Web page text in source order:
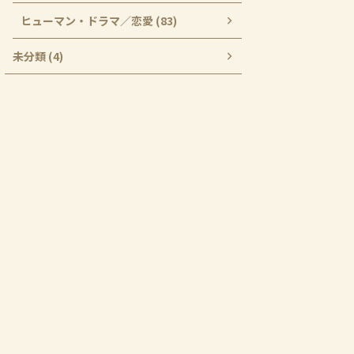
ヒューマン・ドラマ／恋愛 (83)
未分類 (4)